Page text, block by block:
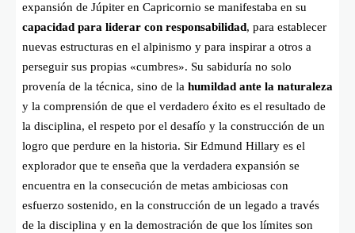
expansión de Júpiter en Capricornio se manifestaba en su
capacidad para liderar con responsabilidad, para establecer
nuevas estructuras en el alpinismo y para inspirar a otros a
perseguir sus propias «cumbres». Su sabiduría no solo
provenía de la técnica, sino de la humildad ante la naturaleza
y la comprensión de que el verdadero éxito es el resultado de
la disciplina, el respeto por el desafío y la construcción de un
logro que perdure en la historia. Sir Edmund Hillary es el
explorador que te enseña que la verdadera expansión se
encuentra en la consecución de metas ambiciosas con
esfuerzo sostenido, en la construcción de un legado a través
de la disciplina y en la demostración de que los límites son